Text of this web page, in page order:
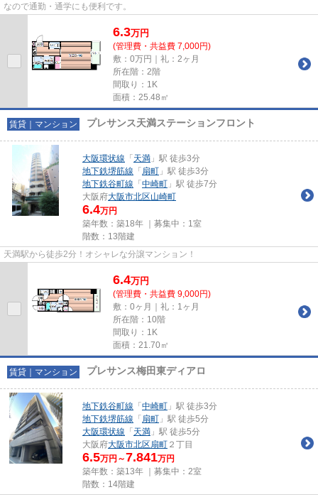
なので通勤・通学にも便利です。
6.3万円
(管理費・共益費 7,000円)
敷：0万円｜礼：2ヶ月
所在階：2階
間取り：1K
面積：25.48㎡
賃貸｜マンション プレサンス天満ステーションフロント
大阪環状線 「 天満 」駅 徒歩3分
地下鉄堺筋線 「 扇町 」駅 徒歩3分
地下鉄谷町線 「 中崎町 」駅 徒歩7分
大阪府大阪市北区山崎町
6.4万円
築年数：築18年 ｜募集中： 1室
階数：13階建
天満駅から徒歩2分！オシャレな分譲マンション！
6.4万円
(管理費・共益費 9,000円)
敷：0ヶ月｜礼：1ヶ月
所在階：10階
間取り：1K
面積：21.70㎡
賃貸｜マンション プレサンス梅田東ディアロ
地下鉄谷町線 「 中崎町 」駅 徒歩3分
地下鉄堺筋線 「 扇町 」駅 徒歩5分
大阪環状線 「 天満 」駅 徒歩5分
大阪府大阪市北区扇町 ２丁目
6.5万円～7.841万円
築年数：築13年 ｜募集中： 2室
階数：14階建